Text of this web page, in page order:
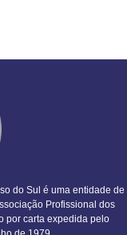
do Sul é uma entidade de
Profissional dos
por carta expedida pelo